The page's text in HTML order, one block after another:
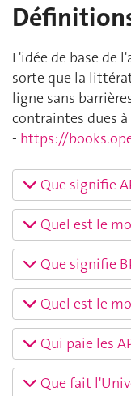
L'idée de base de
sorte que la
ligne sans
contraintes dues
- https://
Que signifie
Quel est le
Que signifie
Quel est le
Qui paie les
Que fait